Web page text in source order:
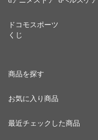
ドコモスポーツ
くじ
商品を探す
お気に入り商品
最近チェックした商品